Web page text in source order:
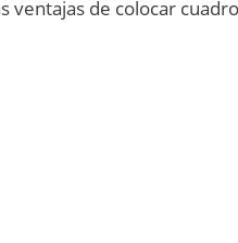
de colocar